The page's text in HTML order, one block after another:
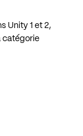
Unity 1 et 2,
catégorie